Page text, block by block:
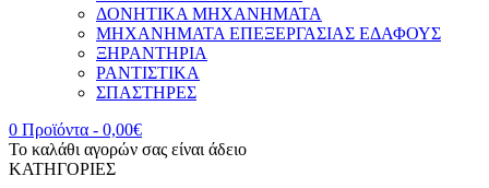
ΔΟΝΗΤΙΚΑ ΜΗΧΑΝΗΜΑΤΑ
ΜΗΧΑΝΗΜΑΤΑ ΕΠΕΞΕΡΓΑΣΙΑΣ ΕΔΑΦΟΥΣ
ΞΗΡΑΝΤΗΡΙΑ
ΡΑΝΤΙΣΤΙΚΑ
ΣΠΑΣΤΗΡΕΣ
0 Προϊόντα - 0,00€
Το καλάθι αγορών σας είναι άδειο
ΚΑΤΗΓΟΡΙΕΣ